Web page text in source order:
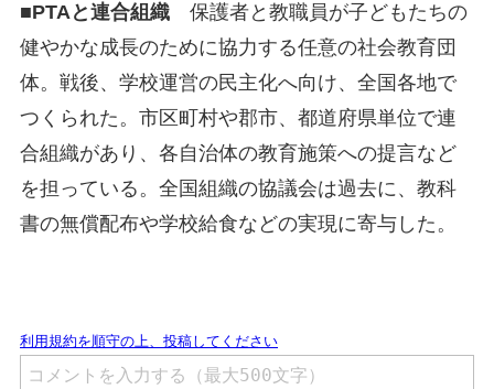
■PTAと連合組織保護者と教職員が子どもたちの
健やかな成長のために協力する任意の社会教育団
体。戦後、学校運営の民主化へ向け、全国各地で
つくられた。市区町村や郡市、都道府県単位で連
合組織があり、各自治体の教育施策への提言など
を担っている。全国組織の協議会は過去に、教科
書の無償配布や学校給食などの実現に寄与した。